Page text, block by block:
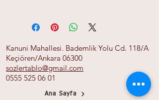
hakkı tavsiye edenler ve sabrı tavsiye
Kanuni Mahallesi. Bademlik Yolu Cd. 118/A
Keçiören/Ankara 06300
sozlertablo@gmail.com
0555 525 06 01
Ana Sayfa